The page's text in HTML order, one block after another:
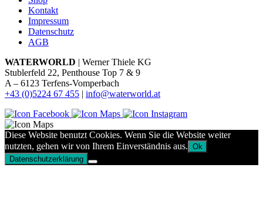
Kontakt
Impressum
Datenschutz
AGB
WATERWORLD | Werner Thiele KG
Stublerfeld 22, Penthouse Top 7 & 9
A – 6123 Terfens-Vomperbach
+43 (0)5224 67 455 | info@waterworld.at
Diese Website benutzt Cookies. Wenn Sie die Website weiter
nutzten, gehen wir von Ihrem Einverständnis aus. Ok
Datenschutzerklärung